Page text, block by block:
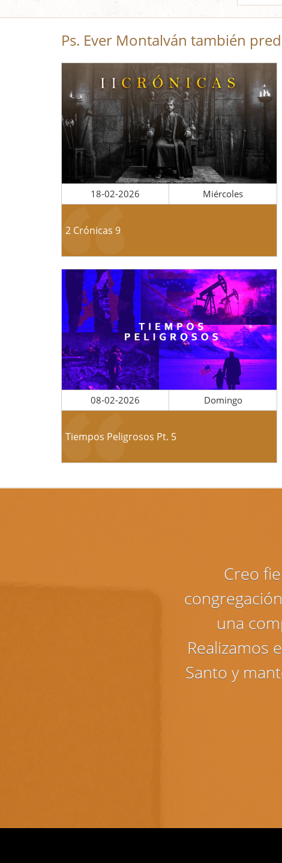
Ps. Ever Montalván también
18-02-2026 Miércoles
2 Crónicas 9
08-02-2026 Domingo
Tiempos Peligrosos Pt. 5
Creo
una
Realizamos
Santo y